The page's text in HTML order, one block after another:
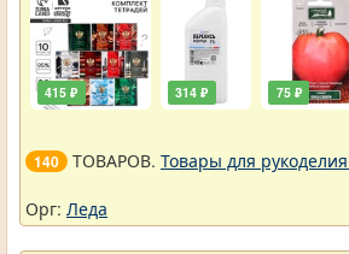
415 ₽ 314 ₽ 75 ₽
140 ТОВАРОВ. Товары для
Орг: Леда